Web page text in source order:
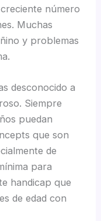
número
Muchas
y problemas
desconocido a
Siempre
puedan
que son
de
para
handicap que
de edad con